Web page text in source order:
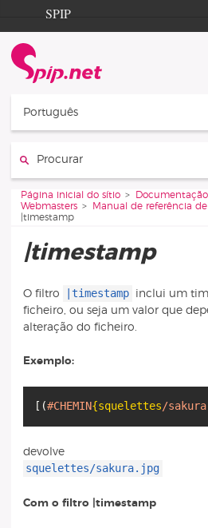
Aller au contenu
Aller à la navigation
SPIP
Documentation
Contribution
Português
Vous êtes ici :
Página inicial do sítio
Webmasters
Manual de referência
|timestamp
|timestamp
O filtro |timestamp inclui um
ficheiro, ou seja um valor que
alteração do ficheiro.
Exemplo:
[ (#CHEMIN{squelettes/
devolve
squelettes/sakura.jpg
Com o filtro |timestamp